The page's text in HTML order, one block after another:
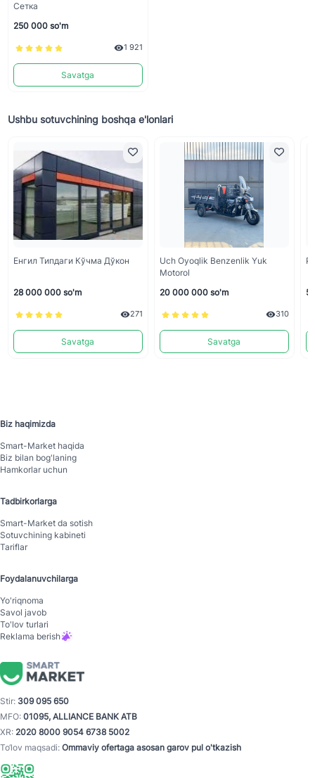
Сетка
250 000 so'm
1 921
Savatga
Ushbu sotuvchining boshqa e'lonlari
Енгил Типдаги Кўчма Дўкон
28 000 000 so'm
271
Savatga
Uch Oyoqlik Benzenlik Yuk
Motorol
20 000 000 so'm
310
Savatga
Biz haqimizda
Smart-Mаrket haqida
Biz bilan bog'laning
Hamkorlar uchun
Tadbirkorlarga
Smart-Mаrket da sotish
Sotuvchining kabineti
Tariflar
Foydalanuvchilarga
Yo'riqnoma
Savol javob
To'lov turlari
Reklama berish
Stir: 309 095 650
MFO: 01095, ALLIANCE BANK ATB
XR: 2020 8000 9054 6738 5002
To‘lov maqsadi: Ommaviy ofertaga asosan garov pul o'tkazish